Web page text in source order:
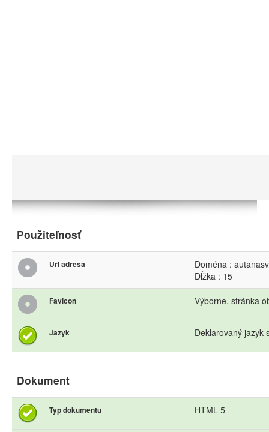
Použiteľnosť
Url adresa
Doména :
Dĺžka : 15
Favicon Výborne, stránka
Jazyk Deklarovaný jazyk
Dokument
Typ dokumentu HTML 5